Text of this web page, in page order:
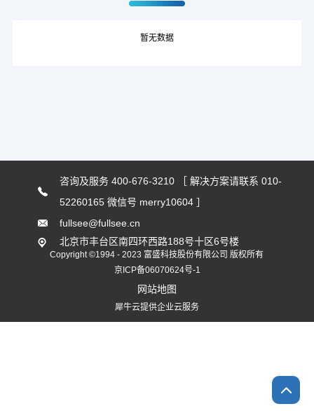
暂无数据
咨询及服务 400-676-3210 ［ 解决方案请联系 010-
52260165 微信号 merry10604 ］
fullsee@fullsee.cn
北京市丰台区南四环西路188号十区6号楼
Copyright ©1994 - 2023 富盛科技股份有限公司 版权所有
京ICP备06070624号-1
网站地图
犀牛云提供企业云服务